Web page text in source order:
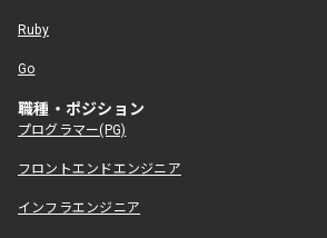
Ruby
Go
職種・ポジション
プログラマー(PG)
フロントエンドエンジニア
インフラエンジニア